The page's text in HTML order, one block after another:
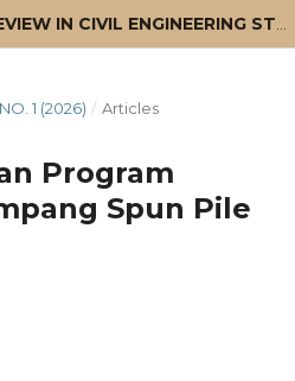
1 (2026) / Articles
Program
Spun Pile